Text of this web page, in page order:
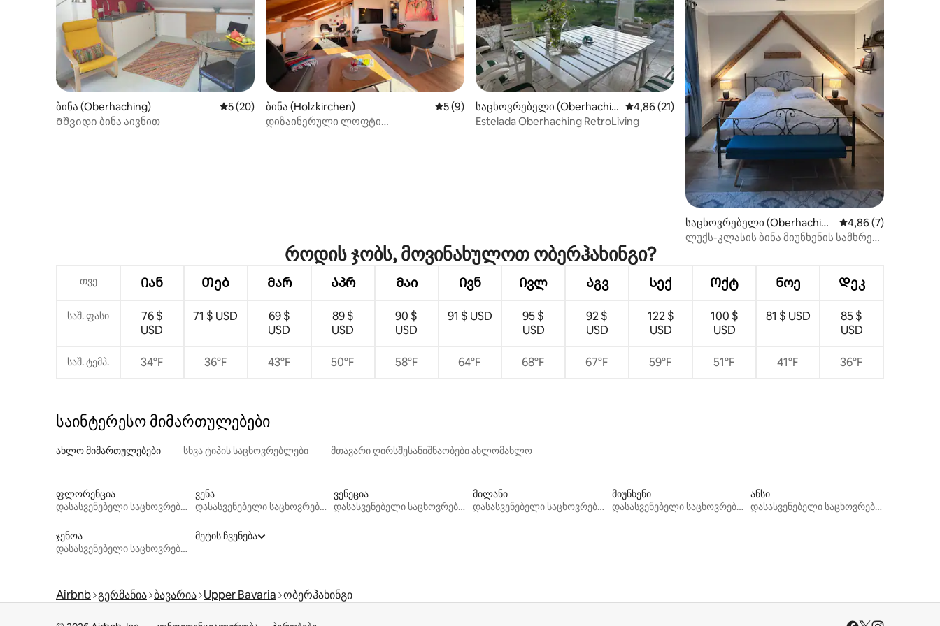
ბინა (Oberhaching) საშუალო შეფასებაა 5‑დან 5, 20 მიმოხილვა
5 (20)
Მშვიდი ბინა აივნით
ბინა (Holzkirchen) საშუალო შეფასებაა 5‑დან 5, 9 მიმოხილვა
5 (9)
დიზაინერული ლოფტი
საცხოვრებელი (Oberhachin
g)
საშუალო შეფასებაა 5‑დან 4,86, 21 მიმოხილვა
4,86 (21)
Estelada Oberhaching RetroLiving
საცხოვრებელი (Oberhachin
g)
საშუალო
4,86 (7)
ლუქს-კლასის ბინა მიუნხენის სამხრეთ
როდის ჯობს, მოვინახულოთ ობერჰახინგი?
თვე Იან Თებ Მარ Აპრ Მაი Ივნ Ივლ Აგვ Სექ Ოქტ Ნოე Დეკ
საშ. ფასი
76 $
USD
71 $ USD
69 $
USD
89 $
USD
90 $
USD
91 $ USD
95 $
USD
92 $
USD
122 $
USD
100 $
USD
81 $ USD
85 $
USD
საშ. ტემპ. 34°F 36°F 43°F 50°F 58°F 64°F 68°F 67°F 59°F 51°F 41°F 36°F
საინტერესო მიმართულებები
ახლო მიმართულებები სხვა ტიპის საცხოვრებლები მთავარი ღირსშესანიშნაობები ახლომახლო
ფლორენცია
დასასვენებელი საცხოვრებლები
ვენა
დასასვენებელი საცხოვრებლები
ვენეცია
დასასვენებელი საცხოვრებლები
მილანი
დასასვენებელი საცხოვრებლები
მიუნხენი
დასასვენებელი საცხოვრებლები
ანსი
დასასვენებელი საცხოვრებლები
ჯენოა
დასასვენებელი საცხოვრებლები
მეტის ჩვენება
Airbnb გერმანია ბავარია Upper Bavaria ობერჰახინგი